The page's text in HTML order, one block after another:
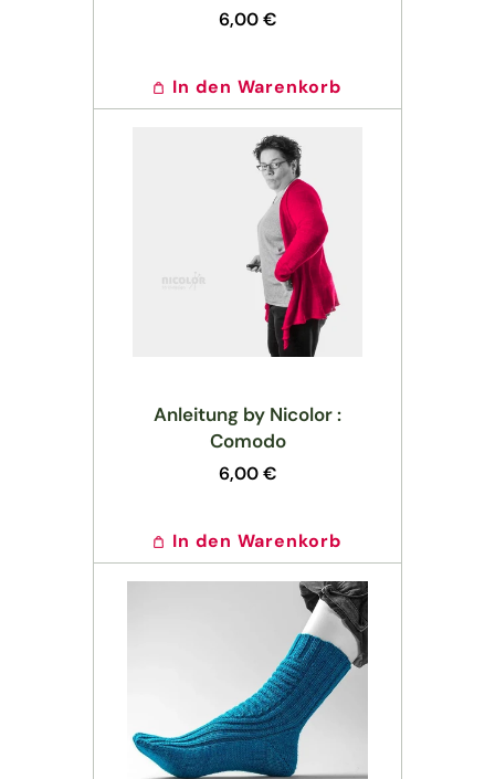
Normaler
6,00 €
In den Warenkorb
Anleitung by Nicolor :
Comodo
Normaler
6,00 €
In den Warenkorb